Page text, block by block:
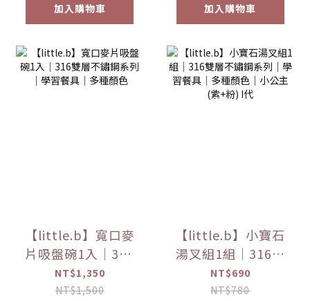
加入購物車 加入購物車
【little.b】寬口麥
片吸盤碗1入｜316
雙層不鏽鋼系列｜
學習餐具｜多種顏
NT$1,350
NT$1,500
【little.b】小寶石
湯叉組1組｜316雙
層不鏽鋼系列｜學
習餐具｜多種顏色
NT$690
NT$780